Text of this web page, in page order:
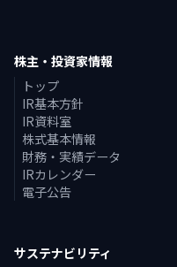
株主・投資家情報
トップ
IR基本方針
IR資料室
株式基本情報
財務・実績データ
IRカレンダー
電子公告
サステナビリティ